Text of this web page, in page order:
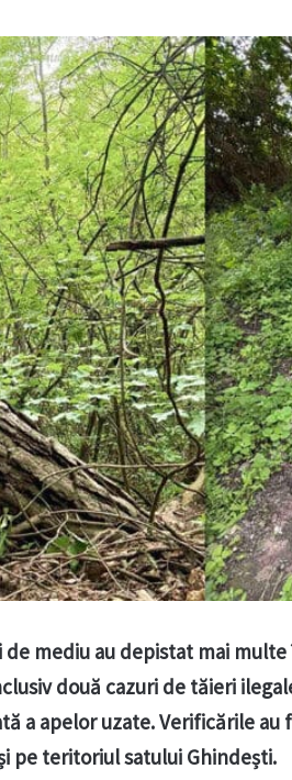
de mediu au depistat mai
două cazuri de tăieri
a apelor uzate. Verificările
pe teritoriul satului Ghindești.